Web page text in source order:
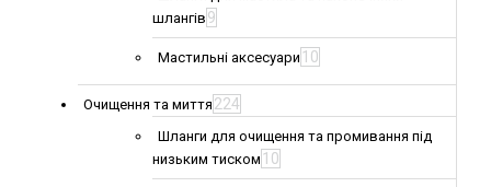
шлангів 9
Мастильні аксесуари 10
Очищення та миття 224
Шланги для очищення та промивання під
низьким тиском 10